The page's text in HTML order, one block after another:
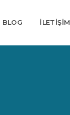
BLOG İLETIŞIM